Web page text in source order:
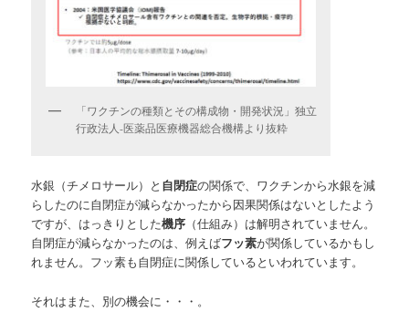
「ワクチンの種類とその構成物・開発状況」独立
行政法人-医薬品医療機器総合機構より抜粋
水銀（チメロサール）と 自閉症の関係で、ワクチンから水銀を減
らしたのに自閉症が減らなかったから因果関係はないとしたよう
ですが、はっきりとした機序 （仕組み）は解明されていません。
自閉症が減らなかったのは、例えばフッ素が関係しているかもし
れません。フッ素も自閉症に関係しているといわれています。
それはまた、別の機会に・・・。